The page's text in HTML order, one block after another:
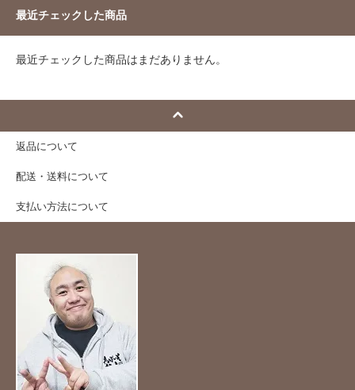
最近チェックした商品
最近チェックした商品はまだありません。
返品について
配送・送料について
支払い方法について